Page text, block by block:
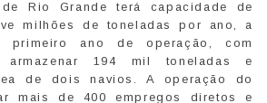
Rio Grande terá capacidade de
milhões de toneladas por ano, a
primeiro ano de operação, com
armazenar 194 mil toneladas e
de dois navios. A operação do
mais de 400 empregos diretos e